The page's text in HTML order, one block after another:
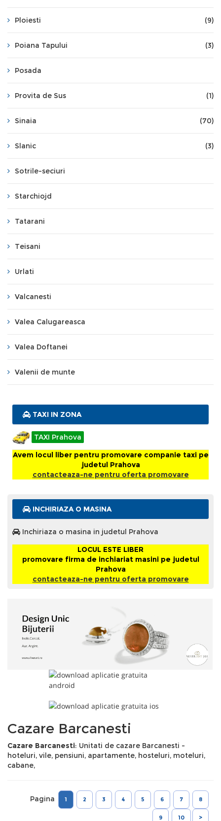
Ploiesti (9)
Poiana Tapului (3)
Posada
Provita de Sus (1)
Sinaia (70)
Slanic (3)
Sotrile-seciuri
Starchiojd
Tatarani
Teisani
Urlati
Valcanesti
Valea Calugareasca
Valea Doftanei
Valenii de munte
TAXI IN ZONA
TAXI Prahova
Avem locul liber pentru promovare companie taxi pe
judetul Prahova
contacteaza-ne pentru oferta promovare
INCHIRIAZA O MASINA
Inchiriaza o masina in judetul Prahova
LOCUL ESTE LIBER
promovare firma de inchiariat masini pe judetul
Prahova
contacteaza-ne pentru oferta promovare
Cazare Barcanesti
Cazare Barcanesti: Unitati de cazare Barcanesti -
hoteluri, vile, pensiuni, apartamente, hosteluri, moteluri,
cabane,
Pagina 1 2 3 4 5 6 7 8
9 10 >